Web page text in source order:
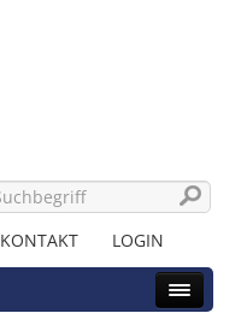
KONTAKT LOGIN